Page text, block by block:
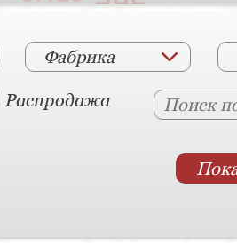
Фабрика
Распродажа